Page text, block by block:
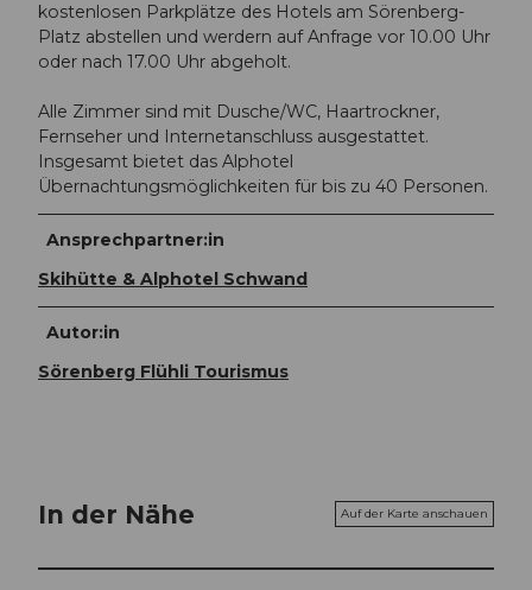
kostenlosen Parkplätze des Hotels am Sörenberg-
Platz abstellen und werdern auf Anfrage vor 10.00 Uhr
oder nach 17.00 Uhr abgeholt.
Alle Zimmer sind mit Dusche/WC, Haartrockner,
Fernseher und Internetanschluss ausgestattet.
Insgesamt bietet das Alphotel
Übernachtungsmöglichkeiten für bis zu 40 Personen.
Ansprechpartner:in
Skihütte & Alphotel Schwand
Autor:in
Sörenberg Flühli Tourismus
In der Nähe Auf der Karte anschauen